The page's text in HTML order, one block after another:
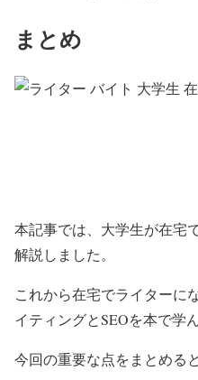
まとめ
本記事では、大学生が在宅
解説しました。
これから在宅でライターに
イティングとSEOを本で学
今回の重要な点をまとめる